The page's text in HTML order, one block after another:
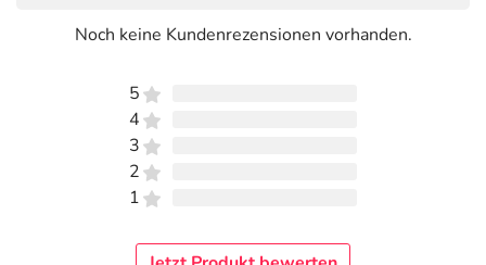
89522 Heidenheim
Noch keine Kundenrezensionen vorhanden.
5
4
3
2
1